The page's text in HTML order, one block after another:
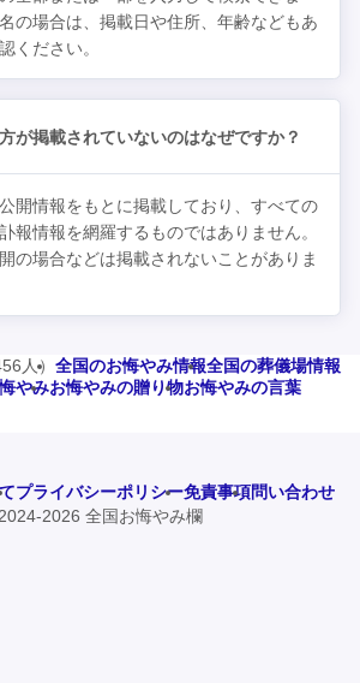
の場合は、掲載日や住所、年齢などもあ
ください。
が掲載されていないのはなぜですか？
開情報をもとに掲載しており、すべての
報情報を網羅するものではありません。
の場合などは掲載されないことがありま
人） 全国のお悔やみ情報全国の葬儀場情報
やみお悔やみの贈り物お悔やみの言葉
プライバシーポリシー免責事項問い合わせ
2026 全国お悔やみ欄